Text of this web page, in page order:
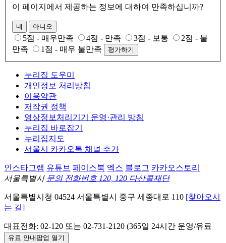
이 페이지에서 제공하는 정보에 대하여 만족하십니까?
네 아니오
5점 - 매우만족 4점 - 만족 3점 - 보통
2점 - 불
만족
1점 - 매우 불만족 평가하기
누리집 도우미
개인정보 처리방침
이용약관
저작권 정책
영상정보처리기기 운영·관리 방침
누리집 바로잡기
누리집지도
서울시 카카오톡 채널 추가
인스타그램 유튜브 페이스북 엑스 블로그 카카오스토리
서울특별시 문의 전화번호 120, 120 다산콜재단
서울특별시청 04524 서울특별시 중구 세종대로 110 [찾아오시
는 길]
대표전화: 02-120 또는 02-731-2120 (365일 24시간 운영/유료
유료 안내팝업 열기